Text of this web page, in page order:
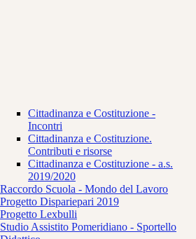
Cittadinanza e Costituzione -
Incontri
Cittadinanza e Costituzione.
Contributi e risorse
Cittadinanza e Costituzione - a.s.
2019/2020
Raccordo Scuola - Mondo del Lavoro
Progetto Dispariepari 2019
Progetto Lexbulli
Studio Assistito Pomeridiano - Sportello